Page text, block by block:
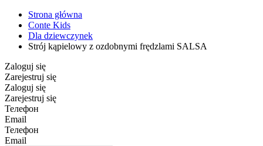
Strona główna
Conte Kids
Dla dziewczynek
Strój kąpielowy z ozdobnymi frędzlami SALSA
Zaloguj się
Zarejestruj się
Zaloguj się
Zarejestruj się
Телефон
Email
Телефон
Email